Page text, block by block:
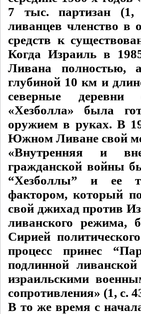
7 тыс. партизан
ливанцев членство в
средств к
Когда Израиль в
Ливана полностью, а
глубиной 10 км и
северные деревни
«Хезболла» была
оружием в руках. В
Южном Ливане свой
«Внутренняя и
гражданской войны
“Хезболлы” и ее
фактором, который
свой джихад против
ливанского режима,
Сирией
процесс принес
подлинной
израильскими
сопротивления» (1, с.
В то же время с